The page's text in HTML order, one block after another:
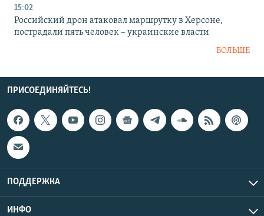
15:02
Российский дрон атаковал маршрутку в Херсоне,
пострадали пять человек – украинские власти
БОЛЬШЕ
ПРИСОЕДИНЯЙТЕСЬ!
ПОДДЕРЖКА
ИНФО